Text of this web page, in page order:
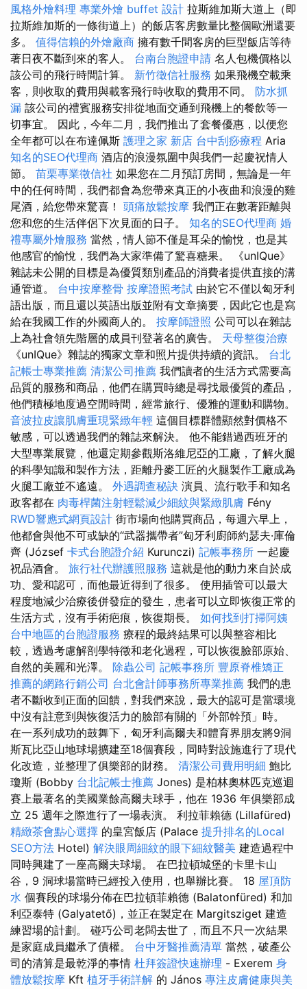
風格外燴料理 專業外燴 buffet 設計 拉斯維加斯大道上（即
拉斯維加斯的一條街道上）的飯店客房數量比整個歐洲還要
多。 值得信賴的外燴廠商 擁有數千間客房的巨型飯店等待
著日夜不斷到來的客人。 台南台胞證申請 名人包機價格以
該公司的飛行時間計算。 新竹徵信社服務 如果飛機空載乘
客，則收取的費用與載客飛行時收取的費用不同。 防水抓
漏 該公司的禮賓服務安排從地面交通到飛機上的餐飲等一
切事宜。 因此，今年二月，我們推出了套餐優惠，以便您
全年都可以在布達佩斯 護理之家 新店 台中刮痧療程 Aria
知名的SEO代理商 酒店的浪漫氛圍中與我們一起慶祝情人
節。 苗栗專業徵信社 如果您在二月預訂房間，無論是一年
中的任何時間，我們都會為您帶來真正的小夜曲和浪漫的雞
尾酒，給您帶來驚喜！ 頭痛放鬆按摩 我們正在數著距離與
您和您的生活伴侶下次見面的日子。 知名的SEO代理商 婚
禮專屬外燴服務 當然，情人節不僅是耳朵的愉悅，也是其
他感官的愉悅，我們為大家準備了驚喜糖果。 《unIQue》
雜誌未公開的目標是為優質類別產品的消費者提供直接的溝
通管道。 台中按摩整骨 按摩證照考試 由於它不僅以匈牙利
語出版，而且還以英語出版並附有文章摘要，因此它也是寫
給在我國工作的外國商人的。 按摩師證照 公司可以在雜誌
上為社會領先階層的成員刊登著名的廣告。 天母整復治療
《unIQue》雜誌的獨家文章和照片提供持續的資訊。 台北
記帳士專業推薦 清潔公司推薦 我們讀者的生活方式需要高
品質的服務和商品，他們在購買時總是尋找最優質的產品，
他們積極地度過空閒時間，經常旅行、優雅的運動和購物。
音波拉皮讓肌膚重現緊緻年輕 這個目標群體顯然對價格不
敏感，可以透過我們的雜誌來解決。 他不能錯過西班牙的
大型專業展覽，他還定期參觀斯洛維尼亞的工廠，了解火腿
的科學知識和製作方法，距離丹麥工匠的火腿製作工廠成為
火腿工廠並不遙遠。 外遇調查秘訣 演員、流行歌手和知名
政客都在 肉毒桿菌注射輕鬆減少細紋與緊緻肌膚 Fény
RWD響應式網頁設計 街市場向他購買商品，每週六早上，
他都會與他不可或缺的“武器攜帶者”匈牙利廚師約瑟夫·庫倫
齊 (József 卡式台胞證介紹 Kurunczi) 記帳事務所 一起慶
祝品酒會。 旅行社代辦護照服務 這就是他的動力來自於成
功、愛和認可，而他最近得到了很多。 使用插管可以最大
程度地減少治療後併發症的發生，患者可以立即恢復正常的
生活方式，沒有手術疤痕，恢復期長。 如何找到打掃阿姨
台中地區的台胞證服務 療程的最終結果可以與整容相比
較，透過考慮解剖學特徵和老化過程，可以恢復臉部原始、
自然的美麗和光澤。 除蟲公司 記帳事務所 豐原脊椎矯正
推薦的網路行銷公司 台北會計師事務所專業推薦 我們的患
者不斷收到正面的回饋，對我們來說，最大的認可是當環境
中沒有註意到與恢復活力的臉部有關的「外部幹預」時。
在一系列成功的鼓舞下，匈牙利高爾夫和體育界朋友將9洞
斯瓦比亞山地球場擴建至18個賽段，同時對設施進行了現代
化改造，並整理了俱樂部的財務。 清潔公司費用明細 鮑比
瓊斯 (Bobby 台北記帳士推薦 Jones) 是柏林奧林匹克巡迴
賽上最著名的美國業餘高爾夫球手，他在 1936 年俱樂部成
立 25 週年之際進行了一場表演。 利拉菲賴德 (Lillafüred)
精緻茶會點心選擇 的皇宮飯店 (Palace 提升排名的Local
SEO方法 Hotel) 解決眼周細紋的眼下細紋醫美 建造過程中
同時興建了一座高爾夫球場。 在巴拉頓城堡的卡里卡山
谷，9 洞球場當時已經投入使用，也舉辦比賽。 18 屋頂防
水 個賽段的球場分佈在巴拉頓菲賴德 (Balatonfüred) 和加
利亞泰特 (Galyatető)，並正在製定在 Margitsziget 建造
練習場的計劃。 碰巧公司老闆去世了，而且不只一次結果
是家庭成員繼承了債權。 台中牙醫推薦清單 當然，破產公
司的清算是最乾淨的事情 杜拜簽證快速辦理 - Exerem 身
體放鬆按摩 Kft 植牙手術詳解 的 János 專注皮膚健康與美